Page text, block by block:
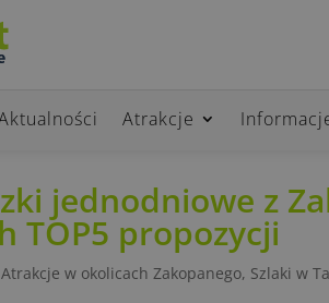
Atrakcje
jednodniowe z
TOP5 propozycji
Atrakcje w okolicach Zakopanego, Szlaki w